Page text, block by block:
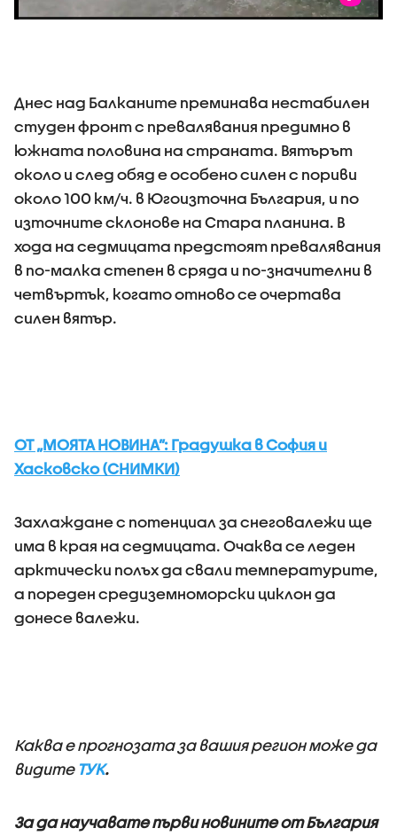
​Днес над Балканите преминава нестабилен
студен фронт с превалявания предимно в
южната половина на страната. Вятърът
около и след обяд е особено силен с пориви
около 100 км/ч. в Югоизточна България, и по
източните склонове на Стара планина. В
хода на седмицата предстоят превалявания
в по-малка степен в сряда и по-значителни в
четвъртък, когато отново се очертава
силен вятър.
ОТ „МОЯТА НОВИНА”: Градушка в София и
Хасковско (СНИМКИ)
Захлаждане с потенциал за снеговалежи ще
има в края на седмицата. Очаква се леден
арктически полъх да свали температурите,
а пореден средиземноморски циклон да
донесе валежи.
Каква е прогнозата за вашия регион може да
видите ТУК.
За да научавате първи новините от България